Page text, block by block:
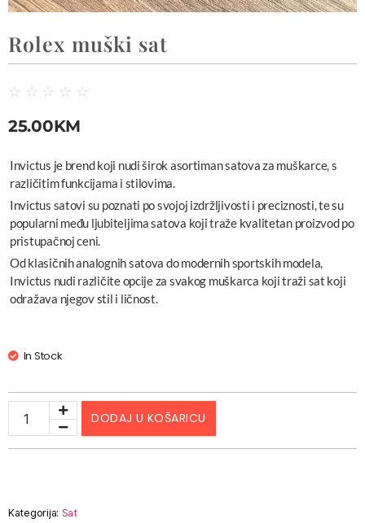
Rolex muški sat
☆ ☆ ☆ ☆ ☆
25.00KM
Invictus je brend koji nudi širok asortiman satova za muškarce, s
različitim funkcijama i stilovima.
Invictus satovi su poznati po svojoj izdržljivosti i preciznosti, te su
popularni među ljubiteljima satova koji traže kvalitetan proizvod po
pristupačnoj ceni.
Od klasičnih analognih satova do modernih sportskih modela,
Invictus nudi različite opcije za svakog muškarca koji traži sat koji
odražava njegov stil i ličnost.
In Stock
DODAJ U KOŠARICU
Kategorija: Sat